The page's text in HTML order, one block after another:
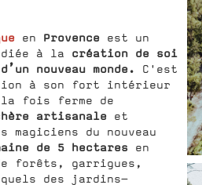
en Provence est un
à la création de soi
nouveau monde.
C'est
à son fort intérieur
fois ferme de
artisanale et
magiciens du nouveau
de 5 hectares en
forêts, garrigues,
des jardins-